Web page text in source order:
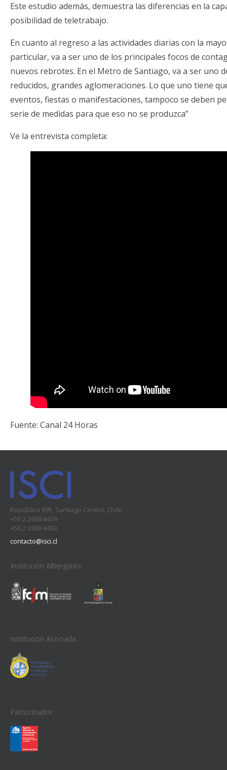
Este estudio además, demuestra las diferencias en la
posibilidad de teletrabajo.
En cuanto al regreso a las actividades diarias con la
particular, va a ser uno de los principales focos de
nuevos rebrotes. En el Metro de Santiago, va a ser uno
reducidos, grandes aglomeraciones. Lo que uno tiene
eventos, fiestas o manifestaciones, tampoco se deben
serie de medidas para que eso no se produzca”
Ve la entrevista completa:
Fuente: Canal 24 Horas
República 695, Santiago Centro, Chile.
+56 2 2689 4429
+56 2 2689 4403
contacto@isci.cl
Institución Albergante
Institución Asociada
Patrocinador